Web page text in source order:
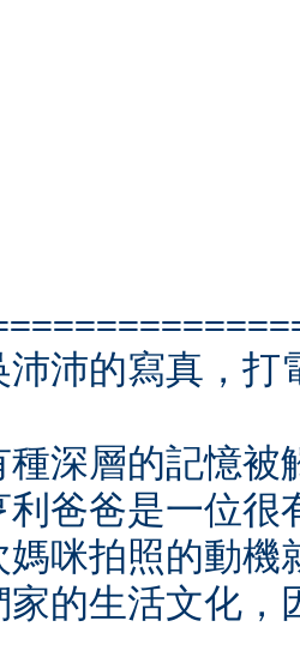
沛沛的寫真，
深層的記憶被
利爸爸是一位
媽咪拍照的動
的生活文化